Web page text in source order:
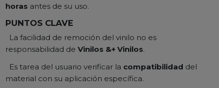
horas antes de su uso.
PUNTOS CLAVE
La facilidad de remoción del vinilo no es
responsabilidad deVinilos &+ Vinilos.
Es tarea del usuario verificar la compatibilidad del
material con su aplicación específica.